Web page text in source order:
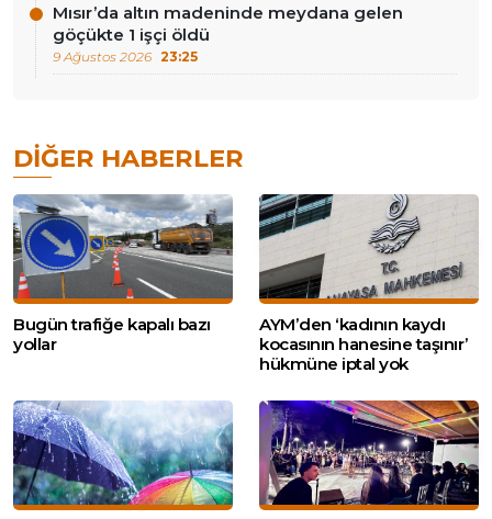
Mısır’da altın madeninde meydana gelen
göçükte 1 işçi öldü
9 Ağustos 2026 23:25
DIĞER HABERLER
Bugün trafiğe kapalı bazı
yollar
AYM’den ‘kadının kaydı
kocasının hanesine taşınır’
hükmüne iptal yok